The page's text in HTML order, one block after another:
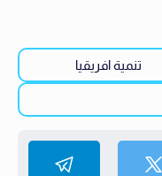
تنمية افريقيا